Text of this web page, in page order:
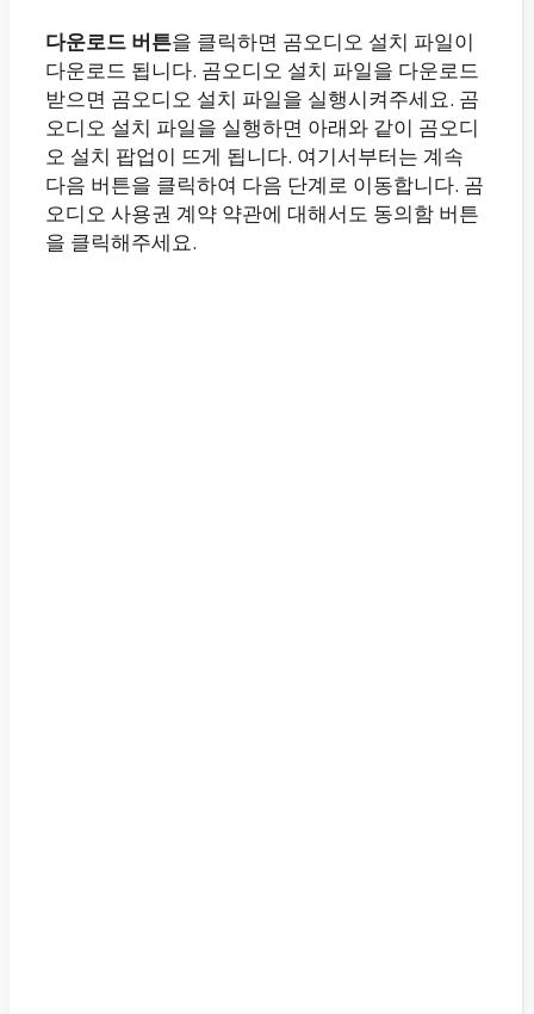
다운로드 버튼을 클릭하면 곰오디오 설치 파일이
다운로드 됩니다. 곰오디오 설치 파일을 다운로드
받으면 곰오디오 설치 파일을 실행시켜주세요. 곰
오디오 설치 파일을 실행하면 아래와 같이 곰오디
오 설치 팝업이 뜨게 됩니다. 여기서부터는 계속
다음 버튼을 클릭하여 다음 단계로 이동합니다. 곰
오디오 사용권 계약 약관에 대해서도 동의함 버튼
을 클릭해주세요.